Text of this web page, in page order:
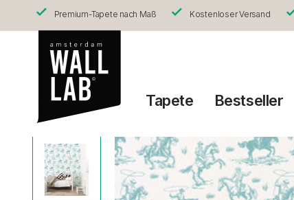
Premium-Tapete nach Maß Kostenloser Versand
Tapete Bestseller